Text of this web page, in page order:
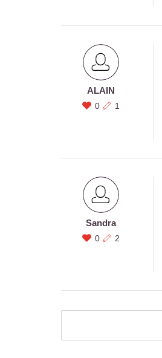
ALAIN
0 1
Sandra
0 2